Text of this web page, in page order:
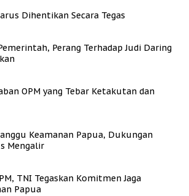
Dihentikan Secara Tegas
Perang Terhadap Judi Daring
OPM yang Tebar Ketakutan dan
Keamanan Papua, Dukungan
Mengalir
TNI Tegaskan Komitmen Jaga
Papua